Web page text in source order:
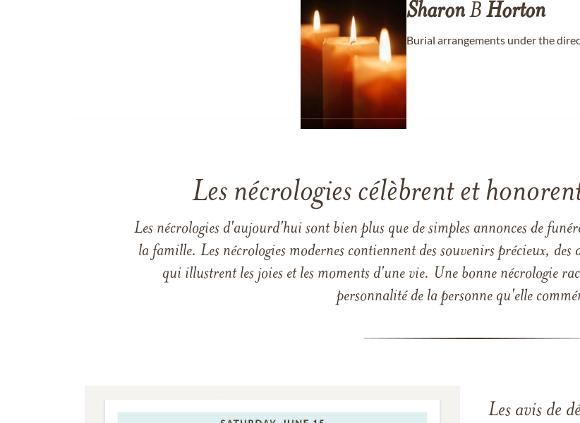
SharonB Horton
Burial arrangements under the
Les nécrologies célèbrent et
Les nécrologies d'aujourd'hui sont bien plus que de simples annonces de
la famille. Les nécrologies modernes contiennent des souvenirs précieux, des
qui illustrent les joies et les moments d'une vie. Une bonne nécrologie
personnalité de la personne qu'elle
Les avis de